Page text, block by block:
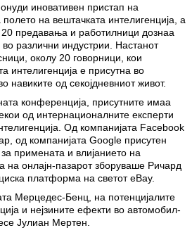
иновативен пристап на
на вештачката интелигенција, а
предавања и работилници дознаа
различни индустрии. Настанот
околу 20 говорници, кои
интелигенција е присутна во
навиките од секојдневниот живот.
конференција, присутните имаа
од интернационалните експерти
Од компанијата Facebook
од компанијата Google присутен
примената и влијанието на
на онлајн-пазарот зборуваше Ричард
платформа на светот eBay.
Мерцедес-Бенц, на потенцијалите
и нејзините ефекти во авто­мобил­
Јулиан Мертен.